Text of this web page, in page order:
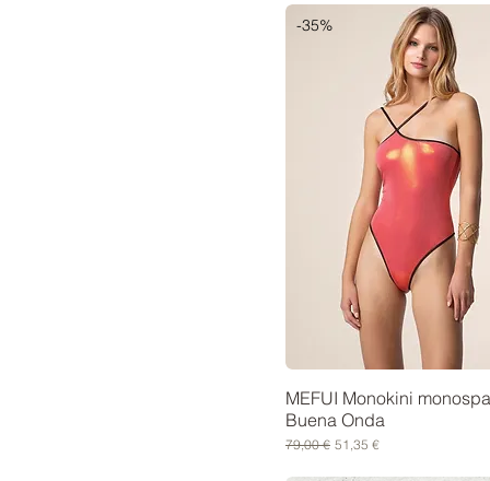
-35%
MEFUI Monokini
Buena Onda
Prezzo regolare
79,00 € Prezzo scontato
51,35 €